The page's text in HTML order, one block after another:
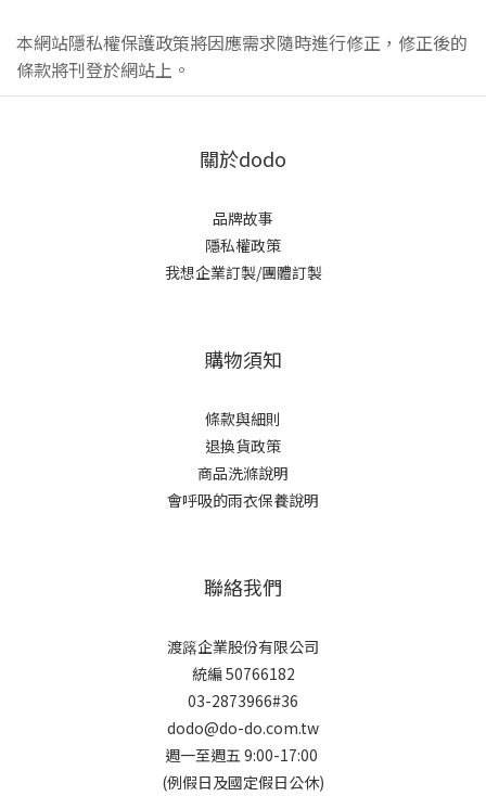
本網站隱私權保護政策將因應需求隨時進行修正，修正後的
條款將刊登於網站上。
關於dodo
品牌故事
隱私權政策
我想企業訂製/團體訂製
購物須知
條款與細則
退換貨政策
商品洗滌說明
會呼吸的雨衣保養說明
聯絡我們
渡簬企業股份有限公司
統編 50766182
03-2873966#36
dodo@do-do.com.tw
週一至週五 9:00-17:00
(例假日及國定假日公休)